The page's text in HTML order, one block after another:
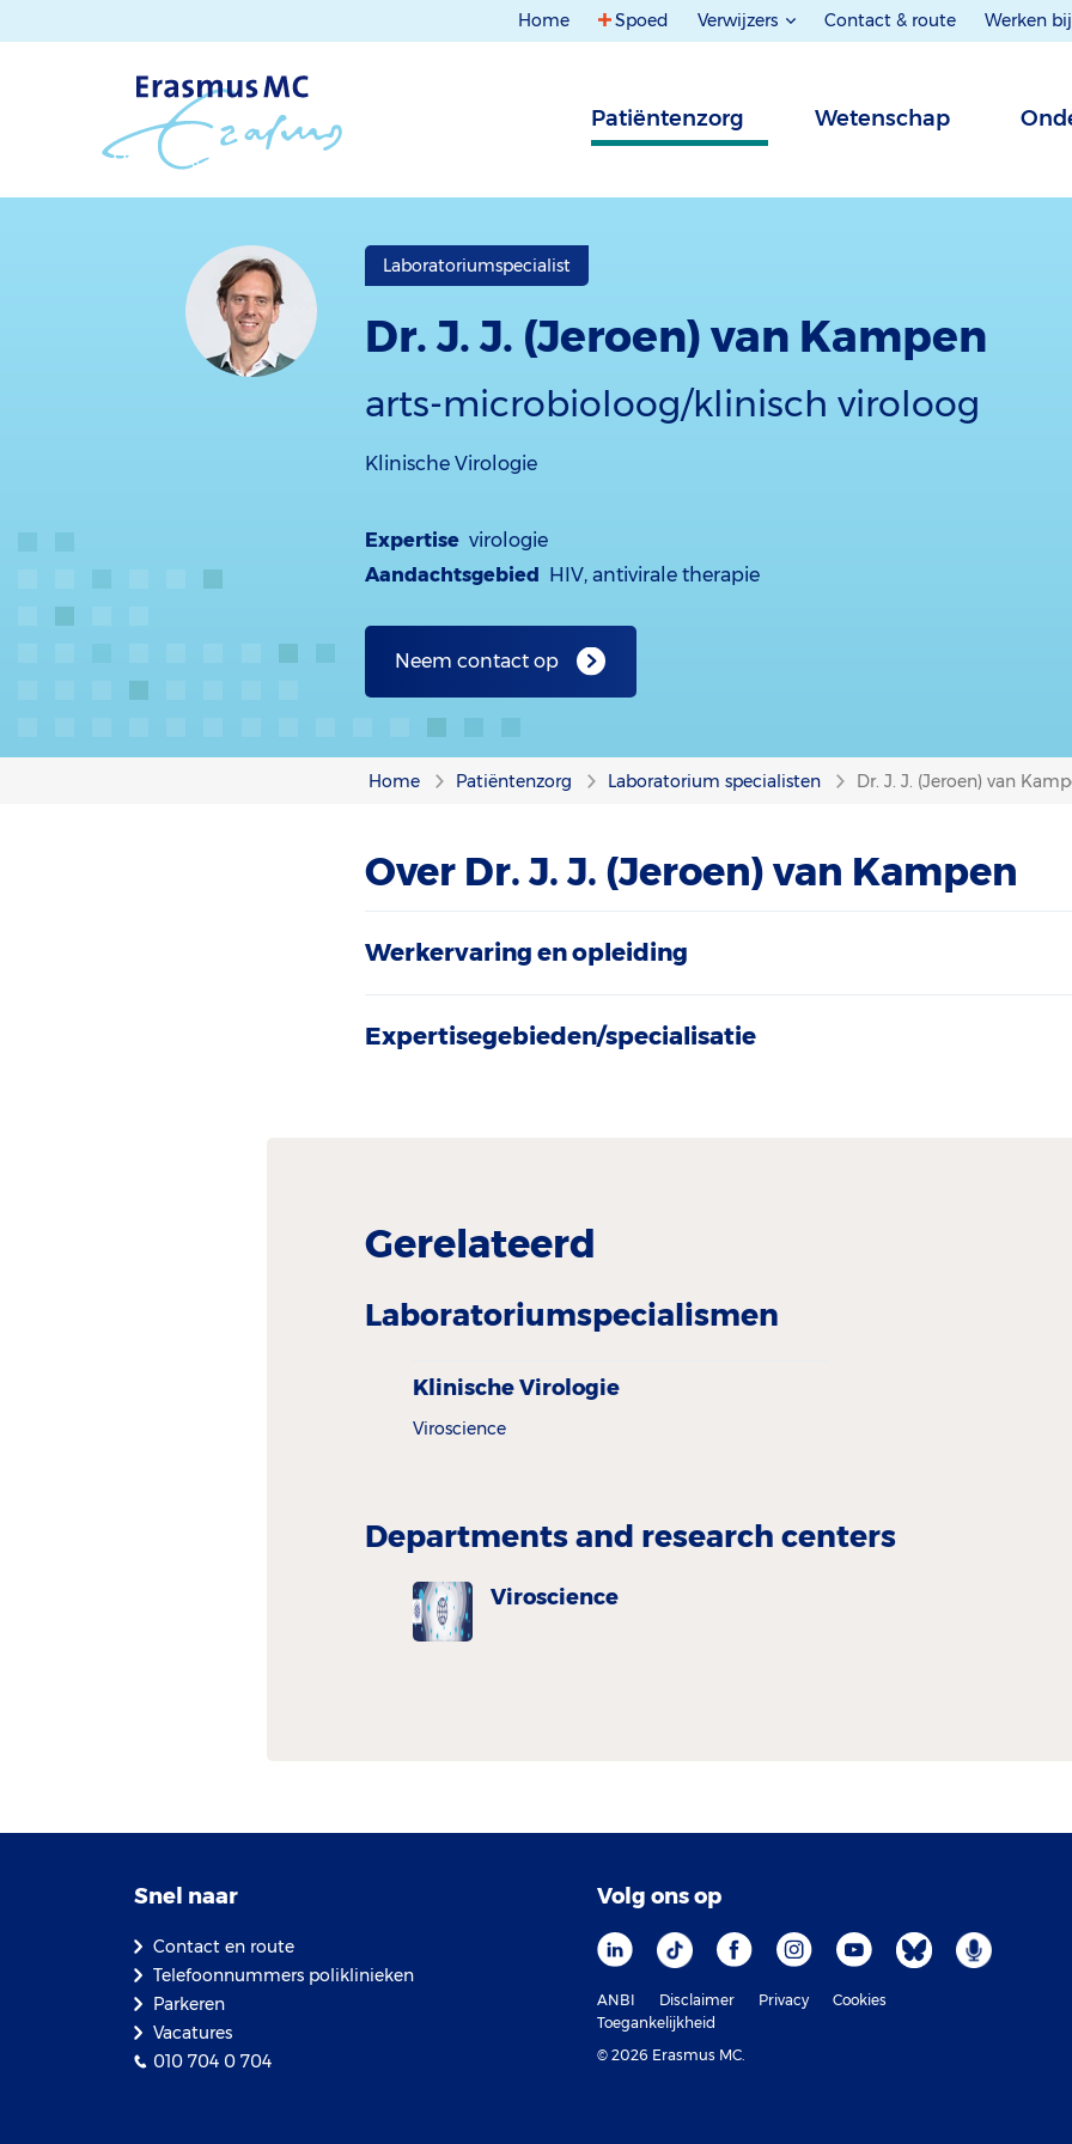
Home Spoed Verwijzers Contact & route Werken bij
Patiëntenzorg Wetenschap
Laboratoriumspecialist
Dr. J. J. (Jeroen) van Kampen
arts-microbioloog/klinisch viroloog
Klinische Virologie
Expertise virologie
Aandachtsgebied HIV, antivirale therapie
Neem contact op
Home Patiëntenzorg Laboratorium specialisten Dr. J. J. (Jeroen) van
Over Dr. J. J. (Jeroen) van Kampen
Werkervaring en opleiding
Expertisegebieden/specialisatie
Gerelateerd
Laboratoriumspecialismen
Klinische Virologie
Viroscience
Departments and research centers
Viroscience
Snel naar
Contact en route
Telefoonnummers poliklinieken
Parkeren
Vacatures
010 704 0 704
Volg ons op
ANBI Disclaimer Privacy
Cookies
Toegankelijkheid
© 2026 Erasmus MC.